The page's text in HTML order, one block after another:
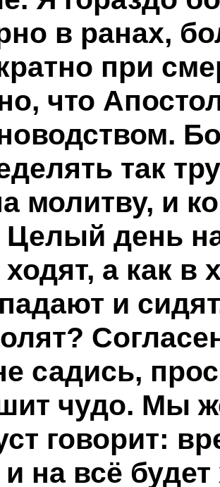
в ранах,
при
что
так
молитву, и
Целый день
а как в
и
садись,
чудо. Мы
говорит:
на всё